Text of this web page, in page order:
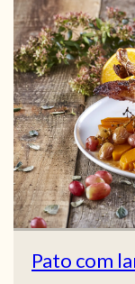
Pato com